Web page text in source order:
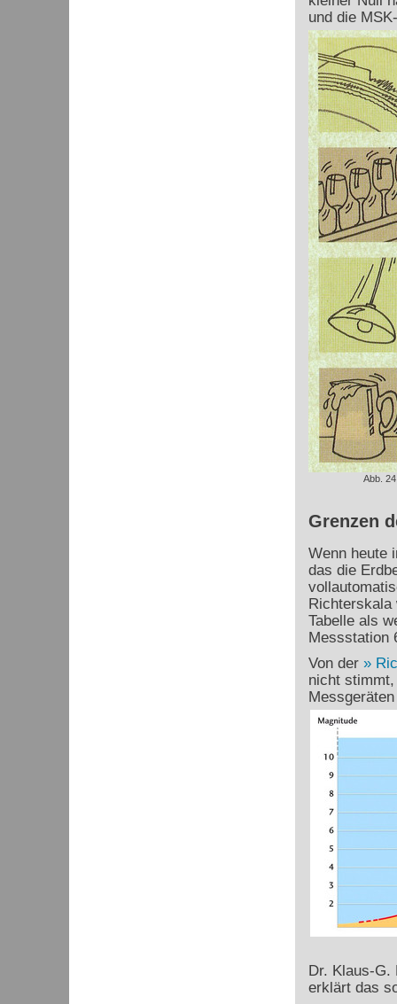
und die
Abb.
Grenzen
Wenn heute
das die
Richterskala
Tabelle als
Messstation
Von der
nicht
Dr. Klaus-
erklärt das